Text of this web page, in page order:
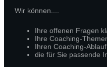
Wir können....
Ihre offenen Fragen
Ihre Coaching-
Ihren Coaching-
die für Sie passende